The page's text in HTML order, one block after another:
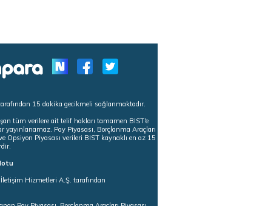
15 dakika gecikmeli sağlanmaktadır.
tüm verilere ait telif hakları tamamen BIST'e
yayınlanamaz. Pay Piyasası, Borçlanma Araçları
Opsiyon Piyasası verileri BIST kaynaklı en az 15
Hizmetleri A.Ş. tarafından